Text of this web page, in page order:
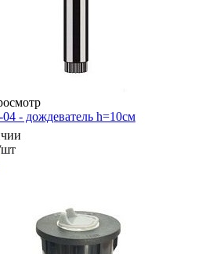
- дождеватель h=10см